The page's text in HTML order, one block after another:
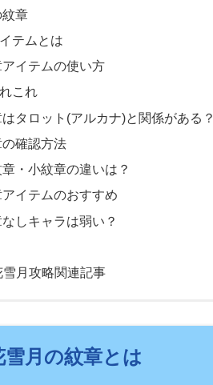
章
テムとは
イテムの使い方
これ
タロット(アルカナ)と関係がある？
確認方法
・小紋章の違いは？
イテムのおすすめ
しキャラは弱い？
雪月攻略関連記事
雪月の紋章とは